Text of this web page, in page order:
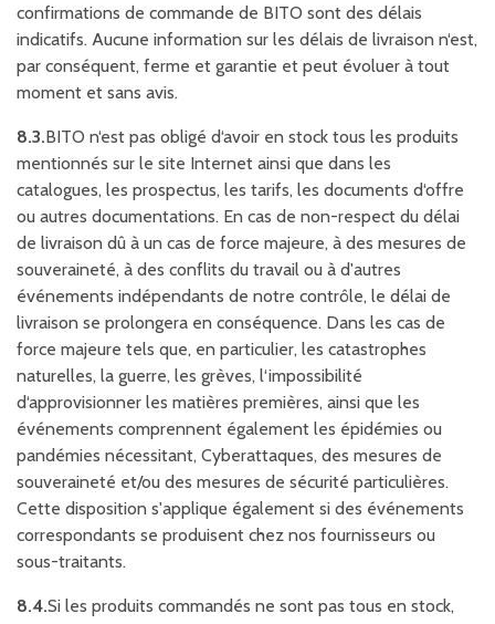
confirmations de commande de BITO sont des délais
indicatifs. Aucune information sur les délais de livraison n‘est,
par conséquent, ferme et garantie et peut évoluer à tout
moment et sans avis.
8.3.BITO n‘est pas obligé d‘avoir en stock tous les produits
mentionnés sur le site Internet ainsi que dans les
catalogues, les prospectus, les tarifs, les documents d‘offre
ou autres documentations. En cas de non-respect du délai
de livraison dû à un cas de force majeure, à des mesures de
souveraineté, à des conflits du travail ou à d'autres
événements indépendants de notre contrôle, le délai de
livraison se prolongera en conséquence. Dans les cas de
force majeure tels que, en particulier, les catastrophes
naturelles, la guerre, les grèves, l‘impossibilité
d‘approvisionner les matières premières, ainsi que les
événements comprennent également les épidémies ou
pandémies nécessitant, Cyberattaques, des mesures de
souveraineté et/ou des mesures de sécurité particulières.
Cette disposition s'applique également si des événements
correspondants se produisent chez nos fournisseurs ou
sous-traitants.
8.4.Si les produits commandés ne sont pas tous en stock,